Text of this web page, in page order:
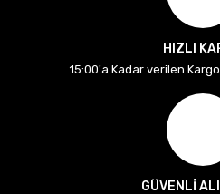
HIZLI
15:00'a Kadar verilen
GÜVENLİ